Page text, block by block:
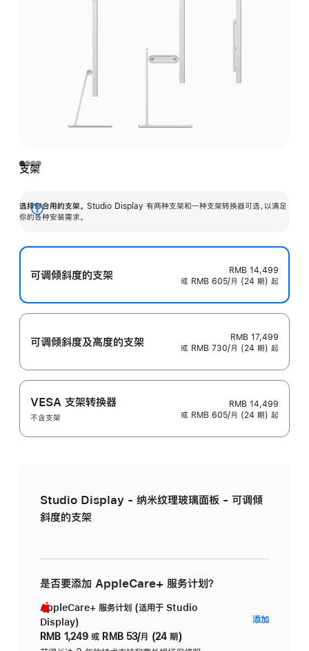
支架
选择你合用的支架。 Studio Display 有两种支架和一种支架转换器可选，以满足
你的各种安装需求。
展
可调倾斜度的支架
RMB 14,499
或 RMB 605/月 (24 期) 起
可调倾斜度及高‍度的支‍架
RMB 17,499
或 RMB 730/月 (24 期) 起
VESA 支架转换器
不含支架
RMB 14,499
或 RMB 605/月 (24 期) 起
Studio Display - 纳米纹理玻璃面板 - 可调倾
斜度的支架
是否要添加 AppleCare+ 服务计划？
AppleCare+ 服务计划 (适用于 Studio
Display)
RMB 1,249 或 RMB 53/月 (24 期)
添加